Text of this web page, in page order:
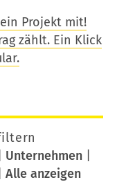
Projekt mit!
zählt. Ein Klick
Unternehmen|
Alle anzeigen